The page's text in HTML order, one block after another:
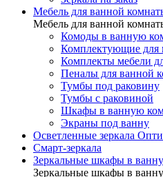
Мебель для ванной
Мебель для ванной
Комоды в ванную
Комплектующие для
Комплекты мебели
Пеналы для ванной
Тумбы под раковину
Тумбы с раковиной
Шкафы в ванную
Экраны под ванну
Осветленные зеркала
Смарт-зеркала
Зеркальные шкафы в
Зеркальные шкафы в